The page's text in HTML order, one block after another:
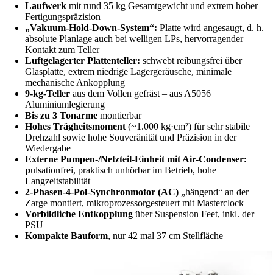
Laufwerk mit rund 35 kg Gesamtgewicht und extrem hoher
Fertigungspräzision
„Vakuum-Hold‑Down-System“: Platte wird angesaugt, d. h.
absolute Planlage auch bei welligen LPs, hervorragender
Kontakt zum Teller
Luftgelagerter Plattenteller: schwebt reibungsfrei über
Glasplatte, extrem niedrige Lagergeräusche, minimale
mechanische Ankopplung
9‑kg-Teller aus dem Vollen gefräst – aus A5056
Aluminiumlegierung
Bis zu 3 Tonarme montierbar
Hohes Trägheitsmoment (~1.000 kg·cm²) für sehr stabile
Drehzahl sowie hohe Souveränität und Präzision in der
Wiedergabe
Externe Pumpen-/Netzteil-Einheit mit Air-Condenser:
pulsationfrei, praktisch unhörbar im Betrieb, hohe
Langzeitstabilität
2‑Phasen‑4‑Pol‑Synchronmotor (AC) „hängend“ an der
Zarge montiert, mikroprozessorgesteuert mit Masterclock
Vorbildliche Entkopplung über Suspension Feet, inkl. der
PSU
Kompakte Bauform, nur 42 mal 37 cm Stellfläche